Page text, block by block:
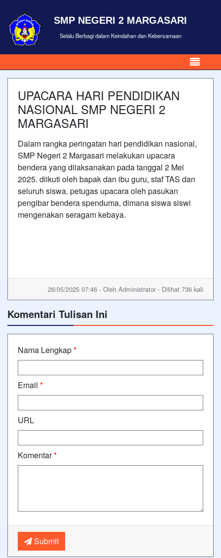
SMP NEGERI 2 MARGASARI
Selalu Berbagi dalam Keindahan dan Kebersamaan
UPACARA HARI PENDIDIKAN
NASIONAL SMP NEGERI 2
MARGASARI
Dalam rangka peringatan hari pendidikan nasional,
SMP Negeri 2 Margasari melakukan upacara
bendera yang dilaksanakan pada tanggal 2 Mei
2025. diikuti oleh bapak dan ibu guru, staf TAS dan
seluruh siswa. petugas upacara oleh pasukan
pengibar bendera spenduma, dimana siswa siswi
mengenakan seragam kebaya.
26/05/2025 07:46 - Oleh Administrator - Dilihat 736 kali
Komentari Tulisan Ini
Nama Lengkap*
Email *
URL
Komentar*
Submit